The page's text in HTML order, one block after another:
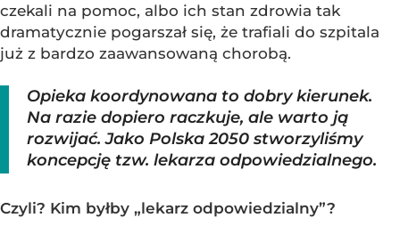
czekali na pomoc, albo ich stan zdrowia tak
dramatycznie pogarszał się, że trafiali do szpitala
już z bardzo zaawansowaną chorobą.
Opieka koordynowana to dobry kierunek.
Na razie dopiero raczkuje, ale warto ją
rozwijać. Jako Polska 2050 stworzyliśmy
koncepcję tzw. lekarza odpowiedzialnego.
Czyli? Kim byłby „lekarz odpowiedzialny”?